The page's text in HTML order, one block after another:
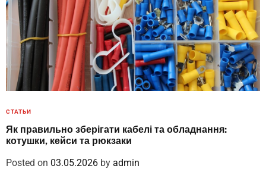
СТАТЬИ
Як правильно зберігати кабелі та обладнання:
котушки, кейси та рюкзаки
Posted on 03.05.2026 by admin